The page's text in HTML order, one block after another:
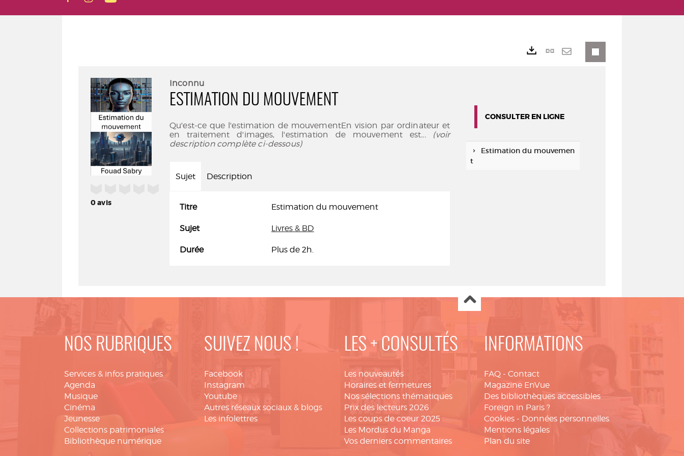
0avis
Inconnu
ESTIMATION DU MOUVEMENT
Qu'est-ce que l'estimation de mouvementEn vision par ordinateur et
en traitement d'images, l'estimation de mouvement est... (voir
description complète ci-dessous)
Sujet Description
Titre Estimation du mouvement
Sujet Livres & BD
Durée Plus de 2h.
Lien
CONSULTER EN LIGNE
Estimation du mouvemen
t
NOS RUBRIQUES
Services & infos pratiques
Agenda
Musique
Cinéma
Jeunesse
Collections patrimoniales
Bibliothèque numérique
SUIVEZ NOUS !
Facebook
Instagram
Youtube
Autres réseaux sociaux & blogs
Les infolettres
LES + CONSULTÉS
Les nouveautés
Horaires et fermetures
Nos sélections thématiques
Prix des lecteurs 2026
Les coups de coeur 2025
Les Mordus du Manga
Vos derniers commentaires
INFORMATIONS
FAQ - Contact
Magazine EnVue
Des bibliothèques accessibles
Foreign in Paris ?
Cookies - Données personnelles
Mentions légales
Plan du site